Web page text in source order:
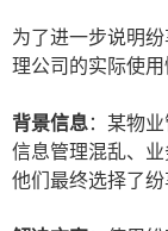
为了进一步说明
理公司的实际使用
背景信息：某物
信息管理混乱、
他们最终选择了纷